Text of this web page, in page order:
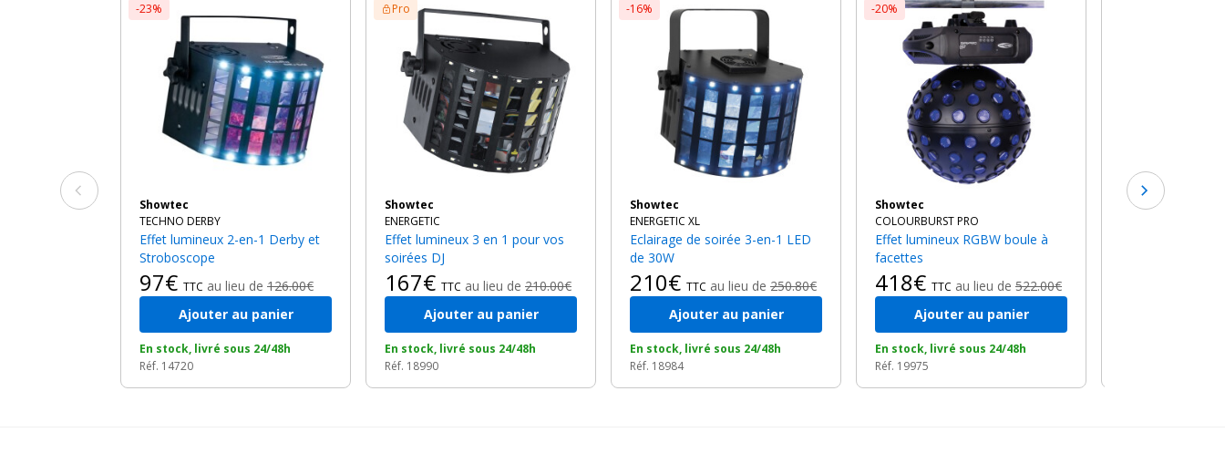
-23%
Showtec
TECHNO DERBY
Effet lumineux 2-en-1 Derby et
Stroboscope
97€ TTC au lieu de 126.00€
Ajouter au panier
En stock, livré sous 24/48h
Réf. 14720
Pro
Showtec
ENERGETIC
Effet lumineux 3 en 1 pour vos
soirées DJ
167€ TTC au lieu de 210.00€
Ajouter au panier
En stock, livré sous 24/48h
Réf. 18990
-16%
Showtec
ENERGETIC XL
Eclairage de soirée 3-en-1 LED
de 30W
210€ TTC au lieu de 250.80€
Ajouter au panier
En stock, livré sous 24/48h
Réf. 18984
-20%
Showtec
COLOURBURST PRO
Effet lumineux RGBW boule à
facettes
418€ TTC au lieu de 522.00€
Ajouter au panier
En stock, livré sous 24/48h
Réf. 19975